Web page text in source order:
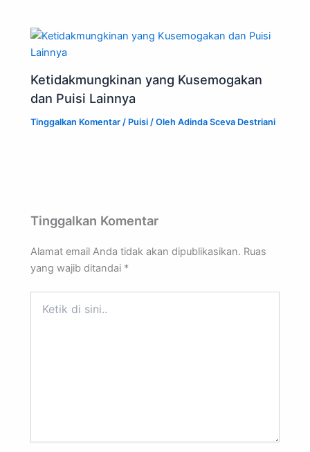
Ketidakmungkinan yang Kusemogakan
dan Puisi Lainnya
Tinggalkan Komentar / Puisi / OlehAdinda Sceva Destriani
Tinggalkan Komentar
Alamat email Anda tidak akan dipublikasikan. Ruas
yang wajib ditandai *